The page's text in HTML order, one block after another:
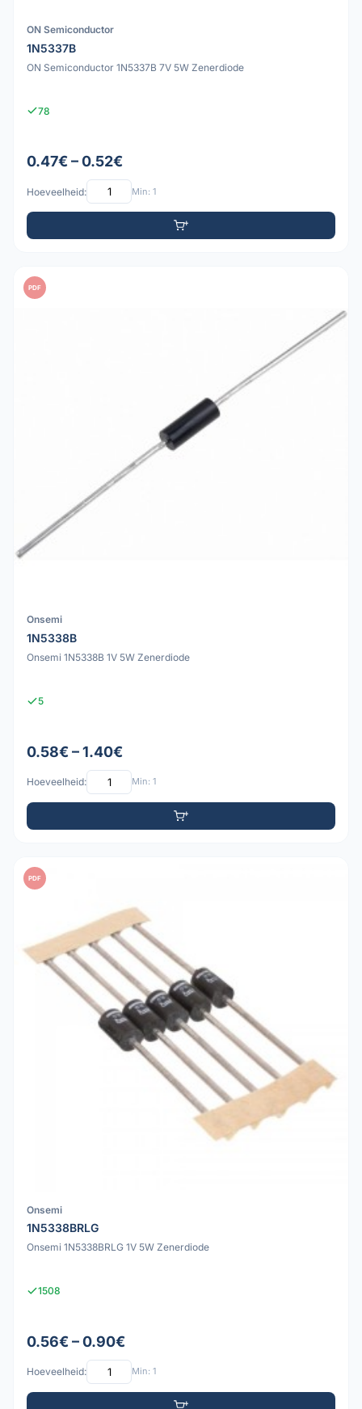
ON Semiconductor
1N5337B
ON Semiconductor 1N5337B 7V 5W Zenerdiode
78
0.47€ – 0.52€
Hoeveelheid: Min: 1
PDF
Onsemi
1N5338B
Onsemi 1N5338B 1V 5W Zenerdiode
5
0.58€ – 1.40€
Hoeveelheid: Min: 1
PDF
Onsemi
1N5338BRLG
Onsemi 1N5338BRLG 1V 5W Zenerdiode
1508
0.56€ – 0.90€
Hoeveelheid: Min: 1